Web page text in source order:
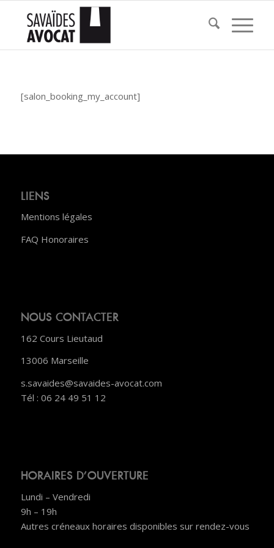
[salon_booking_my_account]
LIENS
Mentions légales
FAQ Honoraires
NOUS CONTACTER
162 Cours Lieutaud
13006 Marseille
s.savaides@savaides-avocat.com
Tél : 06 24 49 51 12
HORAIRES D’OUVERTURE
Lundi – Vendredi
9h – 19h
Autres créneaux horaires disponibles sur rendez-vous